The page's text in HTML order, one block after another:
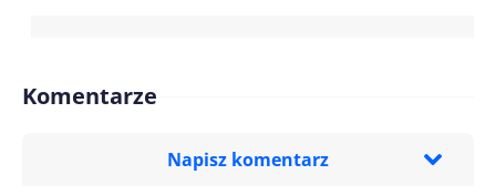
Komentarze
Napisz komentarz